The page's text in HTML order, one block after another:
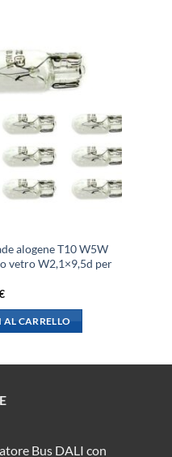
alogene T10 W5W
vetro W2,1×9,5d per
Il
attuale
è: CARRELLO
Bus DALI con